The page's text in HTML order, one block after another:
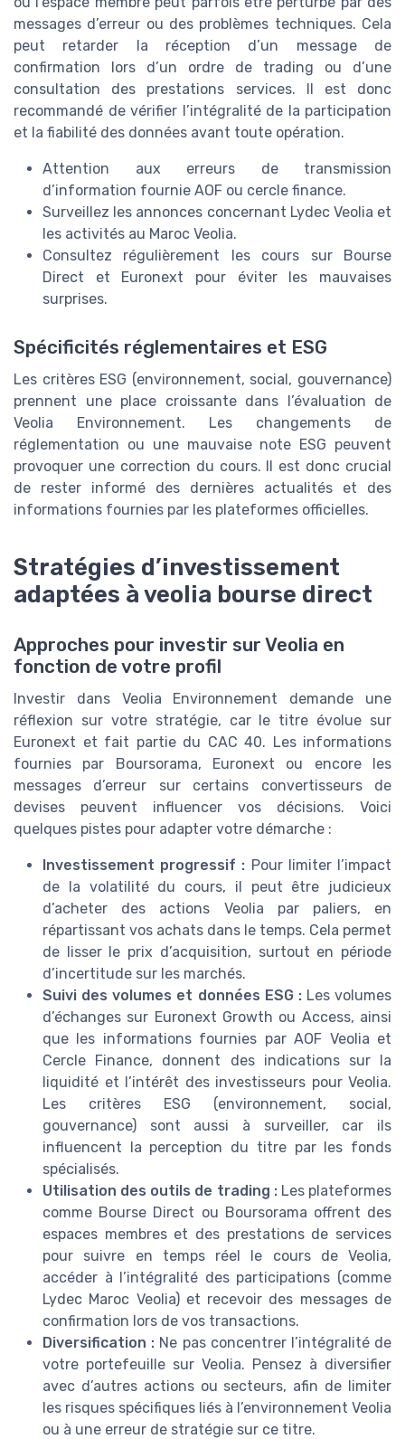
messages d’erreur ou des problèmes techniques. Cela
peut retarder la réception d’un message de
confirmation lors d’un ordre de trading ou d’une
consultation des prestations services. Il est donc
recommandé de vérifier l’intégralité de la participation
et la fiabilité des données avant toute opération.
Attention aux erreurs de transmission
d’information fournie AOF ou cercle finance.
Surveillez les annonces concernant Lydec Veolia et
les activités au Maroc Veolia.
Consultez régulièrement les cours sur Bourse
Direct et Euronext pour éviter les mauvaises
surprises.
Spécificités réglementaires et ESG
Les critères ESG (environnement, social, gouvernance)
prennent une place croissante dans l’évaluation de
Veolia Environnement. Les changements de
réglementation ou une mauvaise note ESG peuvent
provoquer une correction du cours. Il est donc crucial
de rester informé des dernières actualités et des
informations fournies par les plateformes officielles.
Stratégies d’investissement
adaptées à veolia bourse direct
Approches pour investir sur Veolia en
fonction de votre profil
Investir dans Veolia Environnement demande une
réflexion sur votre stratégie, car le titre évolue sur
Euronext et fait partie du CAC 40. Les informations
fournies par Boursorama, Euronext ou encore les
messages d’erreur sur certains convertisseurs de
devises peuvent influencer vos décisions. Voici
quelques pistes pour adapter votre démarche :
Investissement progressif : Pour limiter l’impact
de la volatilité du cours, il peut être judicieux
d’acheter des actions Veolia par paliers, en
répartissant vos achats dans le temps. Cela permet
de lisser le prix d’acquisition, surtout en période
d’incertitude sur les marchés.
Suivi des volumes et données ESG :Les volumes
d’échanges sur Euronext Growth ou Access, ainsi
que les informations fournies par AOF Veolia et
Cercle Finance, donnent des indications sur la
liquidité et l’intérêt des investisseurs pour Veolia.
Les critères ESG (environnement, social,
gouvernance) sont aussi à surveiller, car ils
influencent la perception du titre par les fonds
spécialisés.
Utilisation des outils de trading :Les plateformes
comme Bourse Direct ou Boursorama offrent des
espaces membres et des prestations de services
pour suivre en temps réel le cours de Veolia,
accéder à l’intégralité des participations (comme
Lydec Maroc Veolia) et recevoir des messages de
confirmation lors de vos transactions.
Diversification : Ne pas concentrer l’intégralité de
votre portefeuille sur Veolia. Pensez à diversifier
avec d’autres actions ou secteurs, afin de limiter
les risques spécifiques liés à l’environnement Veolia
ou à une erreur de stratégie sur ce titre.